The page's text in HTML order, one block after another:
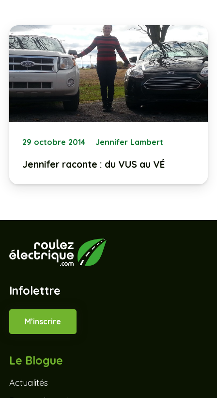
29 octobre 2014 Jennifer Lambert
Jennifer raconte : du VUS au VÉ
Infolettre
M’inscrire
Le Blogue
Actualités